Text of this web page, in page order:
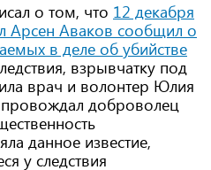
о том, что 12 декабря
Арсен Аваков сообщил о
в деле об убийстве
взрывчатку под
врач и волонтер Юлия
доброволец
данное известие,
у следствия